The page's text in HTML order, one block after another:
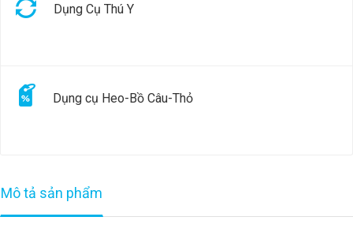
Dụng Cụ Thú Y
Dụng cụ Heo-Bồ Câu-Thỏ
Mô tả sản phẩm